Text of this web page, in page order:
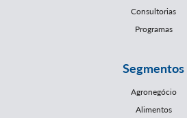
Consultorias
Programas
Segmentos
Agronegócio
Alimentos